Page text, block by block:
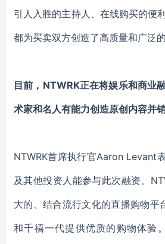
引人入胜的主持人、在线购买的便
都为买卖双方创造了高质量和广泛的
目前， NTWRK正在将娱乐和商业
术家和名人有能力创造原创内容并
NTWRK首席执行官Aaron Levant
及其他投资人能参与此次融资。
大的、结合流行文化的直播购物平
和千禧一代提供优质的购物体验